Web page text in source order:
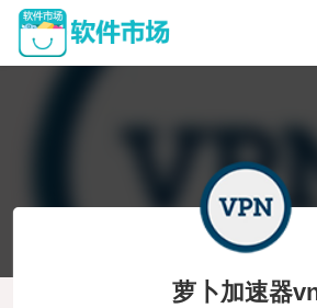
萝卜加速器